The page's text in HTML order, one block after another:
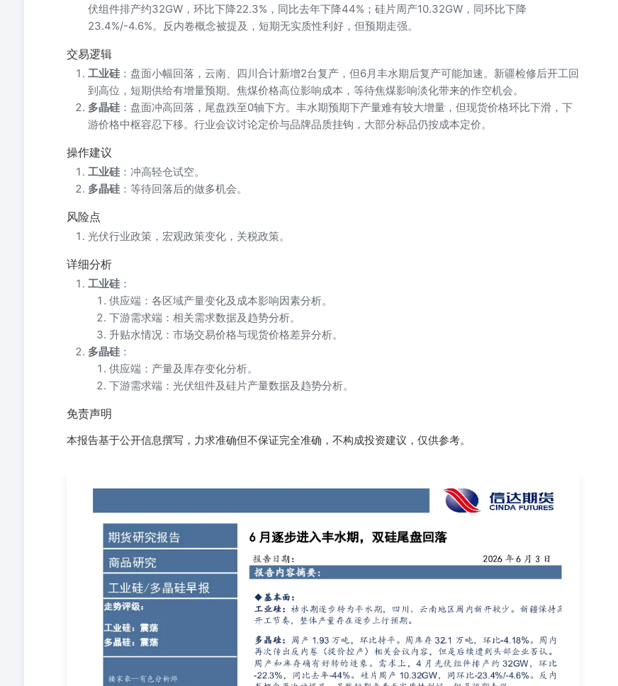
伏组件排产约32GW，环比下降22.3%，同比去年下降44%；硅片周产10.32GW，同环比下降
23.4%/-4.6%。反内卷概念被提及，短期无实质性利好，但预期走强。
交易逻辑
工业硅 ：盘面小幅回落，云南、四川合计新增2台复产，但6月丰水期后复产可能加速。新疆检修后开工回
到高位，短期供给有增量预期。焦煤价格高位影响成本，等待焦煤影响淡化带来的作空机会。
多晶硅 ：盘面冲高回落，尾盘跌至0轴下方。丰水期预期下产量难有较大增量，但现货价格环比下滑，下
游价格中枢容忍下移。行业会议讨论定价与品牌品质挂钩，大部分标品仍按成本定价。
操作建议
工业硅 ：冲高轻仓试空。
多晶硅 ：等待回落后的做多机会。
风险点
光伏行业政策，宏观政策变化，关税政策。
详细分析
工业硅 ：
供应端：各区域产量变化及成本影响因素分析。
下游需求端：相关需求数据及趋势分析。
升贴水情况：市场交易价格与现货价格差异分析。
多晶硅 ：
供应端：产量及库存变化分析。
下游需求端：光伏组件及硅片产量数据及趋势分析。
免责声明
本报告基于公开信息撰写，力求准确但不保证完全准确，不构成投资建议，仅供参考。
硅：震荡 工业硅：枯水期逐步转为平水期，四川、云南地区周内新开较少。新疆保持高开工节奏，整体产量存在逐步上行预
期。 多晶硅：周产1.93万吨，环比持平。周库存32.1万吨，环比-4.18%。周内再次传出反内卷（提价控产）相关会议内容，但是
后续遭到头部企业否认。周产和库存确有好转的迹象。需求上，4月光伏组件排产约32GW，环比-22.3%，同比去年-44%。硅片
周产10.32GW，同环比-23.4%/-4.6%。反内卷概念再次被提及，虽然短期来看无实质性利好，但是预期走强。 楼家豪—有色分析
师从业资格证号：F3080463投资咨询证号：Z0018424联系电话：0571-28132615 交易逻辑： 工业硅：昨日盘面小幅回落。上周
云南、四川合计新增2台复产，总体复产速度偏慢，但是6月逐步进入丰水期后，预计复产会有加速趋势，云南昨日已经下调电
价，标志着丰水期的到来，成本有实质性的下移。新疆开工周内完成检修，开工回到前高位置，短期的供给有增量预期。但是山
西煤矿重大事故的影响持续，直接相关地区的减产恢复目前看不及预期，导致焦煤价格盘踞高位，进而影响工业硅相关成本，等
待焦煤影响淡化带来的作空机会 张岱玮—有色分析师从业资格证号：F03107229投资咨询证号：Z0021531联系电话：0571-
28132578邮箱：zhangdaiwei@cindasc.com 多晶硅：盘面冲高回落，尾盘跌至0轴下方。多晶硅同样面临丰水期预期，虽然产量上
可能难有较大的增量，但是也并无明确减产。同时现货价格也出现周度的环比下滑，表明下游对于价格中枢的容忍在不断下移。
昨日传出行业会议中有关于定价的讨论，疑似谈到将价格与品牌品质相挂钩，那么对于大部分标品来说，仍是按照成本定价的逻
辑。 操作建议：工业硅：冲高轻仓试空；多晶硅：等待回落后的做多机会 风险点：光伏行业政策，宏观政策变化，关税政策